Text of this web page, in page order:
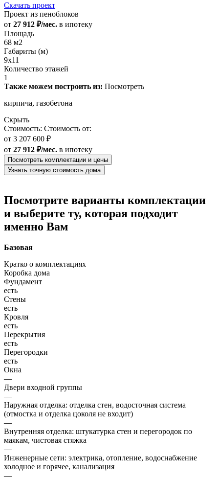
Скачать проект
Проект из пеноблоков
от 27 912 ₽/мес. в ипотеку
Площадь
68 м2
Габариты (м)
9х11
Количество этажей
1
Также можем построить из: Посмотреть
кирпича, газобетона
Скрыть
Стоимость: Стоимость от:
от 3 207 600 ₽
от 27 912 ₽/мес. в ипотеку
Посмотреть комплектации и цены
Узнать точную стоимость дома
Посмотрите варианты комплектации
и выберите ту, которая подходит
именно Вам
Базовая
Кратко о комплектациях
Коробка дома
Фундамент
есть
Стены
есть
Кровля
есть
Перекрытия
есть
Перегородки
есть
Окна
—
Двери входной группы
—
Наружная отделка: отделка стен, водосточная система
(отмостка и отделка цоколя не входит)
—
Внутренняя отделка: штукатурка стен и перегородок по
маякам, чистовая стяжка
—
Инженерные сети: электрика, отопление, водоснабжение
холодное и горячее, канализация
—